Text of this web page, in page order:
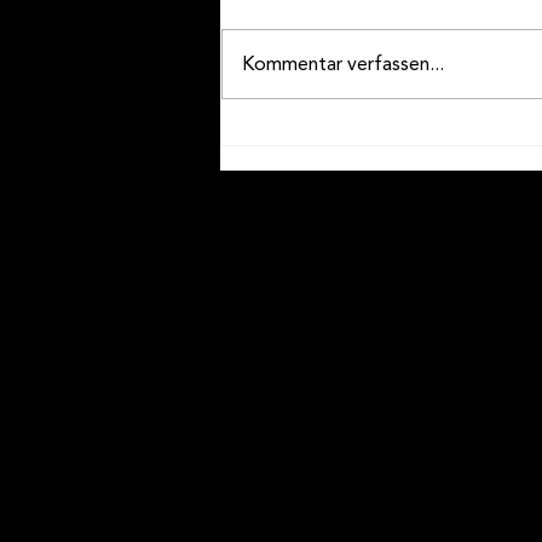
Wettspielen in Brig-Glis
Kommentar verfassen...